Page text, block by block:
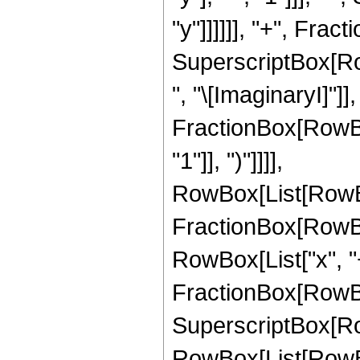
"y"]]]]]], "+",
",
"1"]], ")"]]]],
RowBox[List["x",